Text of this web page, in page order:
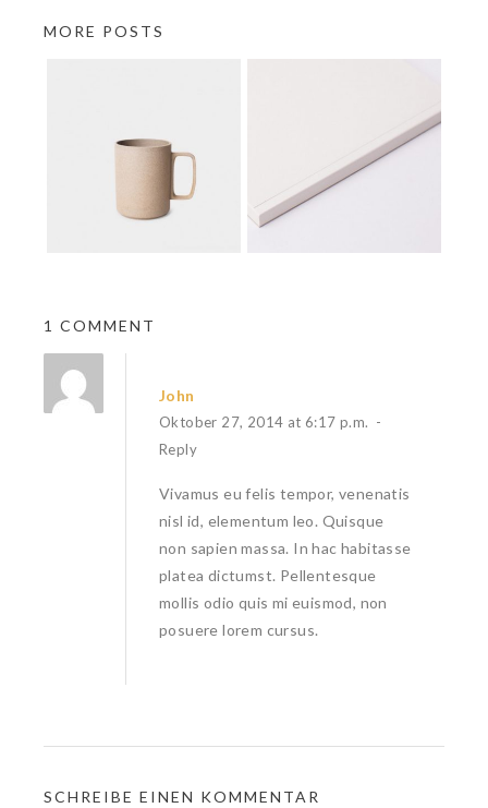
MORE POSTS
1 COMMENT
John
Oktober 27, 2014 at 6:17 p.m. -
Reply
Vivamus eu felis tempor, venenatis
nisl id, elementum leo. Quisque
non sapien massa. In hac habitasse
platea dictumst. Pellentesque
mollis odio quis mi euismod, non
posuere lorem cursus.
SCHREIBE EINEN KOMMENTAR